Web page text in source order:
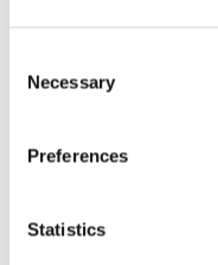
Selection
Necessary
Preferences
Statistics
FINALIZADO